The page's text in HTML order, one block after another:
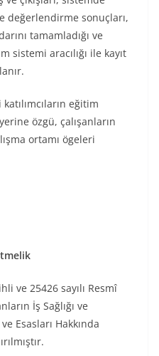
değerlendirme sonuçları,
tamamladığı ve
aracılığı ile kayıt
eğitim
özgü, çalışanların
ortamı ögeleri
ve 25426 sayılı Resmî
İş Sağlığı ve
Esasları Hakkında